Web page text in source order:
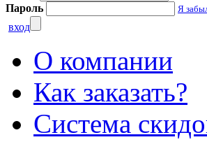
Пароль Я
вход
О компании
Как заказать?
Система